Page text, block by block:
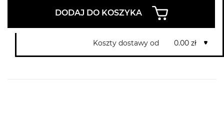
DODAJ DO KOSZYKA
Koszty dostawy od 0.00 zł